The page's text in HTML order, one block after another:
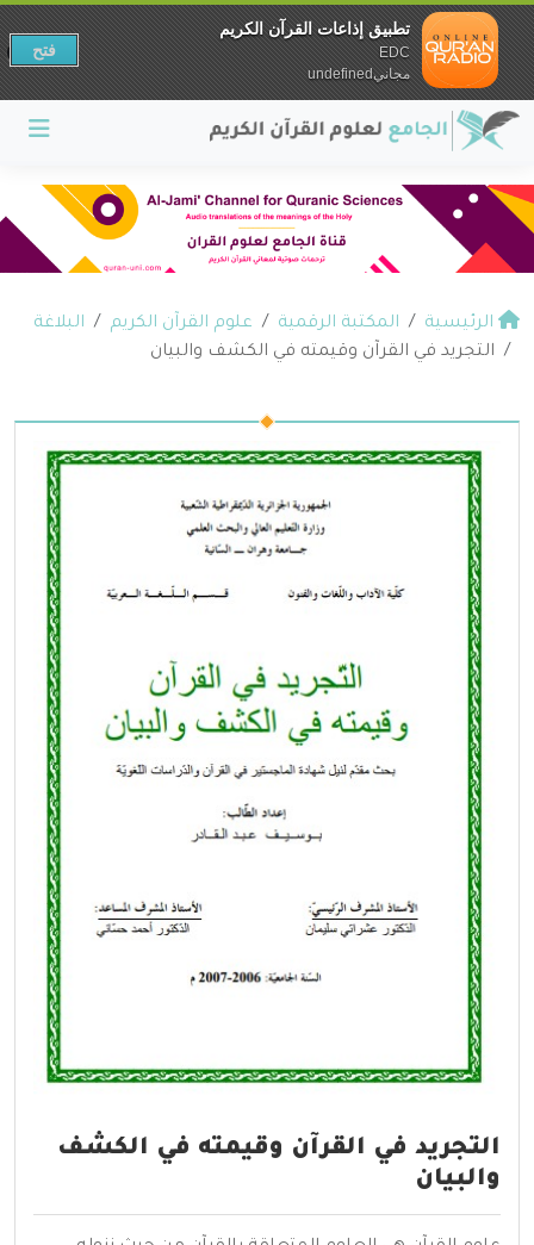
الرئيسية المكتبة الرقمية علوم القرآن الكريم
البلاغة
التجريد في القرآن وقيمته في الكشف والبيان
التجريد في القرآن وقيمته في الكشف
والبيان
تطبيق إذاعات القرآن الكريم
EDC
مجانيundefined
فتح